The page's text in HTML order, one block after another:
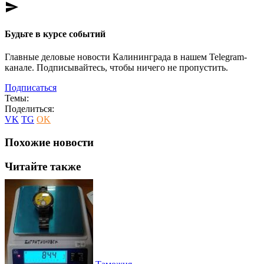
send
Будьте в курсе событий
Главные деловые новости Калининграда в нашем Telegram-
канале. Подписывайтесь, чтобы ничего не пропустить.
Подписаться
Темы:
Поделиться:
VK TG OK
Похожие новости
Читайте также